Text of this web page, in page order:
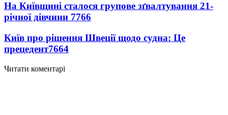
На Київщині сталося групове зґвалтування 21-
річної дівчини 7766
Київ про рішення Швеції щодо судна: Це
прецедент7664
Читати коментарі